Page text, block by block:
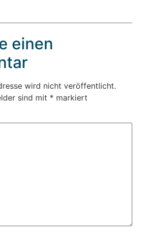
einen
wird nicht veröffentlicht.
sind mit * markiert